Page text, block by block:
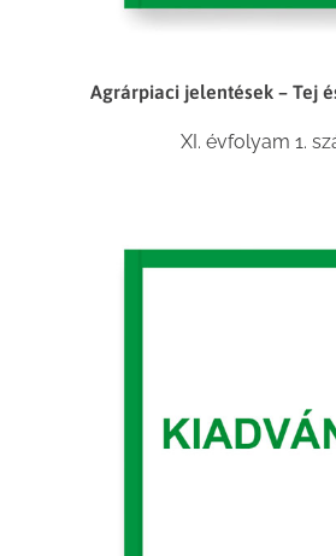
Agrárpiaci jelentések – Tej
XI. évfolyam 1.